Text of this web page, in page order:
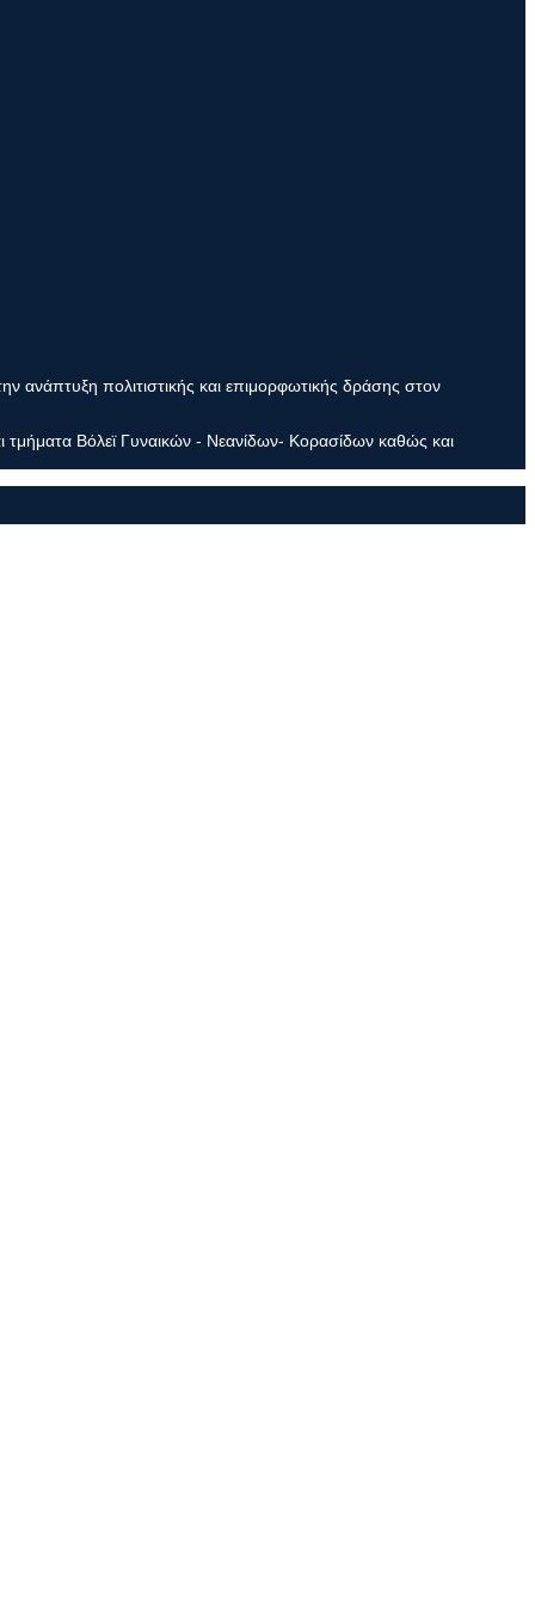
πολιτιστικής και επιμορφωτικής δράσης στον
Βόλεϊ Γυναικών - Νεανίδων- Κορασίδων καθώς και